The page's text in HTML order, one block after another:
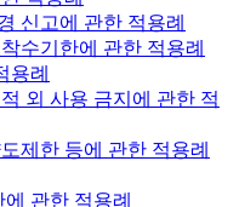
신고에 관한 적용례
수기한에 관한 적용례
용례
외 사용 금지에 관한 적
제한 등에 관한 적용례
관한 적용례